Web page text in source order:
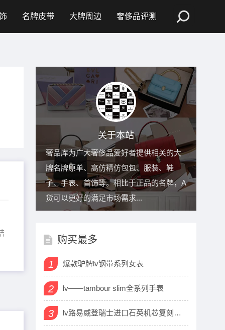
名牌皮带 大牌周边 奢侈品评测
关于本站
奢品库为广大奢侈品爱好者提供相关的大
牌名牌原单、高仿精仿包包、服装、鞋
子、手表、首饰等。相比于正品的名牌，A
货可以更好的满足市场需求...
购买最多
1 爆款驴牌lv钢带系列女表
2 lv——tambour slim全系列手表
3 lv路易威登瑞士进口石英机芯复刻手表